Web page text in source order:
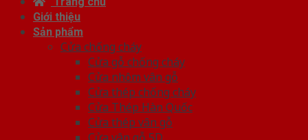
Giới thiệu
Sản phẩm
Cửa chống cháy
Cửa gỗ chống cháy
Cửa nhôm vân gỗ
Cửa thép chống cháy
Cửa Thép Hàn Quốc
Cửa thép vân gỗ